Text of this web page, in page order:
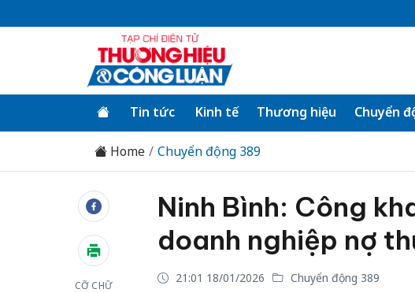
Tin tức Kinh tế Thương hiệu Chuyển
Home Chuyển động 389
CỠ CHỮ
Ninh Bình: Công
doanh nghiệp nợ
21:01 18/01/2026 Chuyển động 389